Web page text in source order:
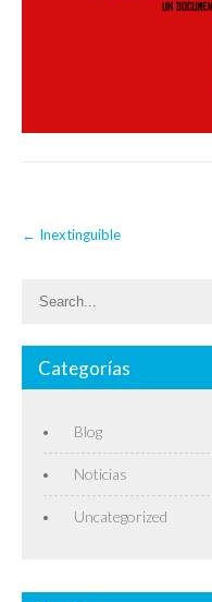
Post
navigation
← Inextinguible
Categorías
Blog
Noticias
Uncategorized